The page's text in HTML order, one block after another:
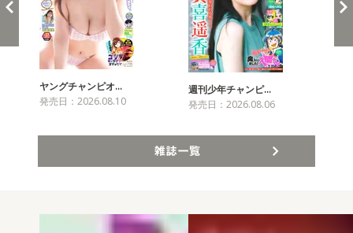
ヤングチャンピオ…
発売日：2026.08.10
週刊少年チャンピ…
発売日：2026.08.06